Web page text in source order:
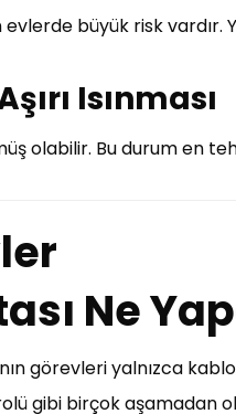
büyük risk vardır.
Isınması
olabilir. Bu durum en
Ne
görevleri yalnızca
gibi birçok aşamadan